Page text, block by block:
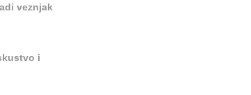
veznjak
i